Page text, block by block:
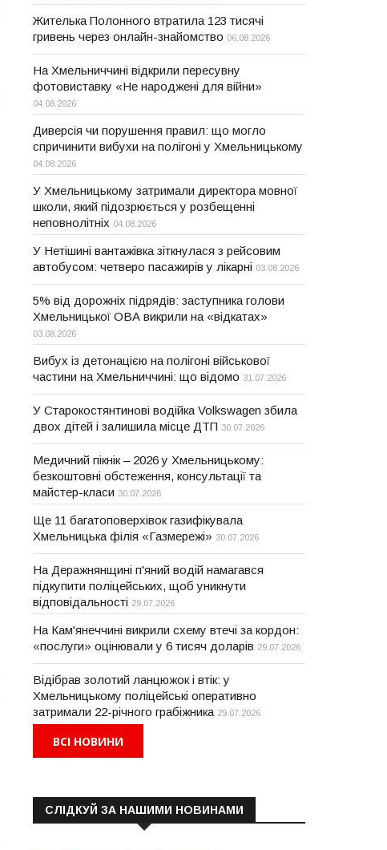
Жителька Полонного втратила 123 тисячі
гривень через онлайн-знайомство 06.08.2026
На Хмельниччині відкрили пересувну
фотовиставку «Не народжені для війни»
04.08.2026
Диверсія чи порушення правил: що могло
спричинити вибухи на полігоні у Хмельницькому
04.08.2026
У Хмельницькому затримали директора мовної
школи, який підозрюється у розбещенні
неповнолітніх 04.08.2026
У Нетішині вантажівка зіткнулася з рейсовим
автобусом: четверо пасажирів у лікарні 03.08.2026
5% від дорожніх підрядів: заступника голови
Хмельницької ОВА викрили на «відкатах»
03.08.2026
Вибух із детонацією на полігоні військової
частини на Хмельниччині: що відомо 31.07.2026
У Старокостянтинові водійка Volkswagen збила
двох дітей і залишила місце ДТП 30.07.2026
Медичний пікнік – 2026 у Хмельницькому:
безкоштовні обстеження, консультації та
майстер-класи 30.07.2026
Ще 11 багатоповерхівок газифікувала
Хмельницька філія «Газмережі» 30.07.2026
На Деражнянщині п'яний водій намагався
підкупити поліцейських, щоб уникнути
відповідальності 29.07.2026
На Кам'янеччині викрили схему втечі за кордон:
«послуги» оцінювали у 6 тисяч доларів 29.07.2026
Відібрав золотий ланцюжок і втік: у
Хмельницькому поліцейські оперативно
затримали 22-річного грабіжника 29.07.2026
ВСІ НОВИНИ
СЛІДКУЙ ЗА НАШИМИ НОВИНАМИ